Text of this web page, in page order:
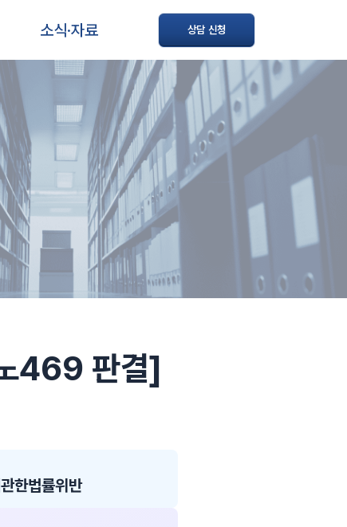
소식·자료 상담 신청
469 판결]
한법률위반